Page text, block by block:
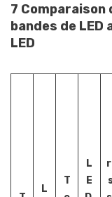
7
bandes de
LED
L
T
L
E